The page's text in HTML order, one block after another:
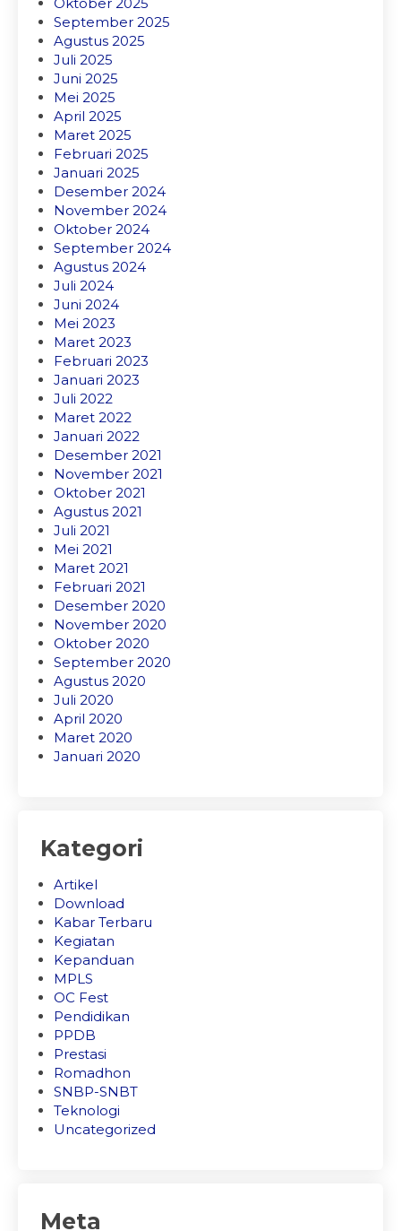
September 2025
Agustus 2025
Juli 2025
Juni 2025
Mei 2025
April 2025
Maret 2025
Februari 2025
Januari 2025
Desember 2024
November 2024
Oktober 2024
September 2024
Agustus 2024
Juli 2024
Juni 2024
Mei 2023
Maret 2023
Februari 2023
Januari 2023
Juli 2022
Maret 2022
Januari 2022
Desember 2021
November 2021
Oktober 2021
Agustus 2021
Juli 2021
Mei 2021
Maret 2021
Februari 2021
Desember 2020
November 2020
Oktober 2020
September 2020
Agustus 2020
Juli 2020
April 2020
Maret 2020
Januari 2020
Kategori
Artikel
Download
Kabar Terbaru
Kegiatan
Kepanduan
MPLS
OC Fest
Pendidikan
PPDB
Prestasi
Romadhon
SNBP-SNBT
Teknologi
Uncategorized
Meta